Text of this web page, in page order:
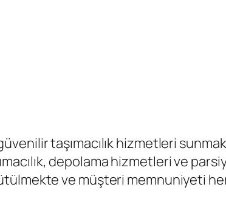
taşımacılık hizmetleri
depolama hizmetleri ve
ve müşteri memnuniyeti